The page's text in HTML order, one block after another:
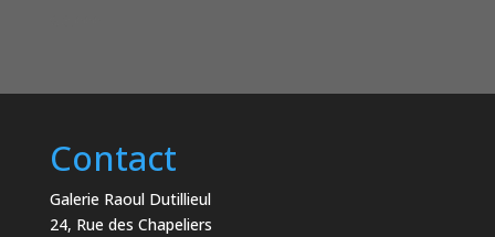
Contact
Galerie Raoul Dutillieul
24, Rue des Chapeliers